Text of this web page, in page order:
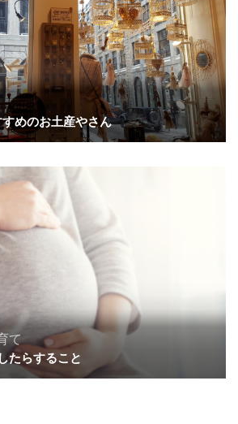
めのお土産やさん
て
たらすること